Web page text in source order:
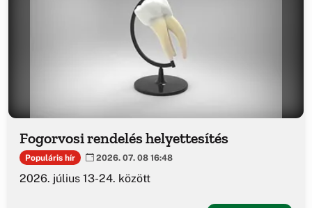
Fogorvosi rendelés helyettesítés
Populáris hír 2026. 07. 08 16:48
2026. július 13-24. között